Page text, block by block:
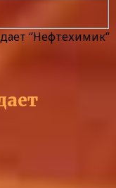
“Нефтехимик”